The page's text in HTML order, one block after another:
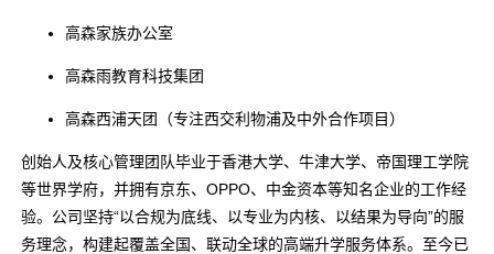
高森家族办公室
高森雨教育科技集团
高森西浦天团（专注西交利物浦及中外合作项目）
创始人及核心管理团队毕业于香港大学、牛津大学、帝国理工学院
等世界学府，并拥有京东、OPPO、中金资本等知名企业的工作经
验。公司坚持“以合规为底线、以专业为内核、以结果为导向”的服
务理念，构建起覆盖全国、联动全球的高端升学服务体系。至今已